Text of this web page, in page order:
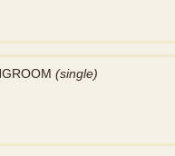
(single)